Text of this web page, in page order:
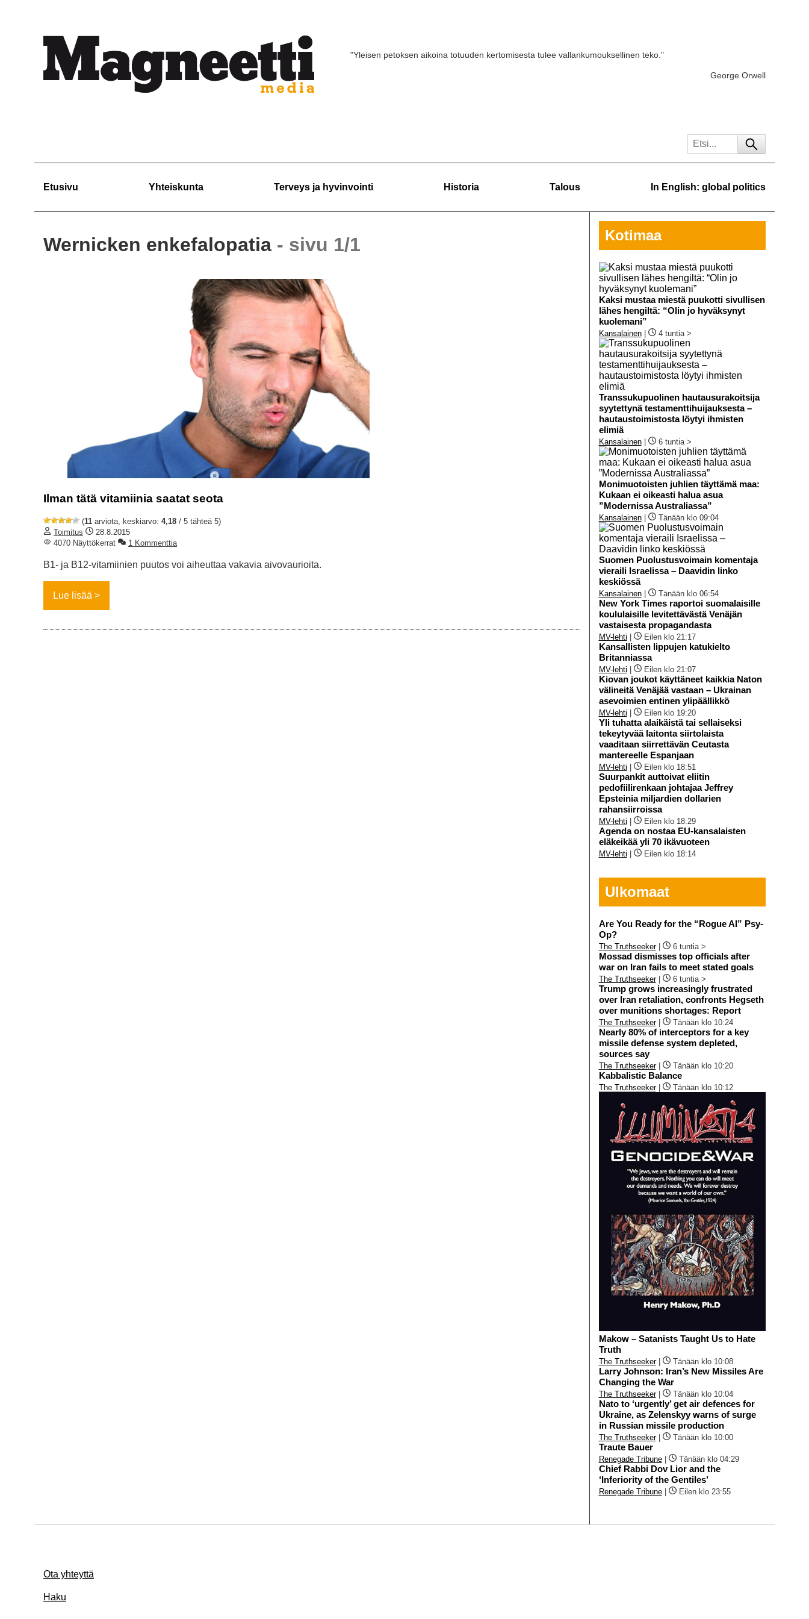
"Yleisen petoksen aikoina totuuden kertomisesta tulee vallankumouksellinen teko."
George Orwell
Etusivu Yhteiskunta Terveys ja hyvinvointi Historia Talous In English: global politics
Wernicken enkefalopatia - sivu 1/1
Ilman tätä vitamiinia saatat seota
(11 arviota, keskiarvo: 4,18 / 5 tähteä 5)
Toimitus
28.8.2015
4070 Näyttökerrat
1 Kommenttia
B1- ja B12-vitamiinien puutos voi aiheuttaa vakavia aivovaurioita.
Lue lisää
Kotimaa
Kaksi mustaa miestä puukotti sivullisen
lähes hengiltä: “Olin jo hyväksynyt
kuolemani”
Kansalainen| 4 tuntia >
Transsukupuolinen hautausurakoitsija
syytettynä testamenttihuijauksesta –
hautaustoimistosta löytyi ihmisten
elimiä
Kansalainen| 6 tuntia >
Monimuotoisten juhlien täyttämä maa:
Kukaan ei oikeasti halua asua
”Modernissa Australiassa”
Kansalainen| Tänään klo 09:04
Suomen Puolustusvoimain komentaja
vieraili Israelissa – Daavidin linko
keskiössä
Kansalainen| Tänään klo 06:54
New York Times raportoi suomalaisille
koululaisille levitettävästä Venäjän
vastaisesta propagandasta
MV-lehti Eilen klo 21:17
Kansallisten lippujen katukielto
Britanniassa
MV-lehti Eilen klo 21:07
Kiovan joukot käyttäneet kaikkia Naton
välineitä Venäjää vastaan – Ukrainan
asevoimien entinen ylipäällikkö
MV-lehti Eilen klo 19:20
Yli tuhatta alaikäistä tai sellaiseksi
tekeytyvää laitonta siirtolaista
vaaditaan siirrettävän Ceutasta
mantereelle Espanjaan
MV-lehti Eilen klo 18:51
Suurpankit auttoivat eliitin
pedofiilirenkaan johtajaa Jeffrey
Epsteinia miljardien dollarien
rahansiirroissa
MV-lehti Eilen klo 18:29
Agenda on nostaa EU-kansalaisten
eläkeikää yli 70 ikävuoteen
MV-lehti Eilen klo 18:14
Ulkomaat
Are You Ready for the “Rogue AI” Psy-
Op?
The Truthseeker| 6 tuntia >
Mossad dismisses top officials after
war on Iran fails to meet stated goals
The Truthseeker| 6 tuntia >
Trump grows increasingly frustrated
over Iran retaliation, confronts Hegseth
over munitions shortages: Report
The Truthseeker| Tänään klo 10:24
Nearly 80% of interceptors for a key
missile defense system depleted,
sources say
The Truthseeker| Tänään klo 10:20
Kabbalistic Balance
The Truthseeker| Tänään klo 10:12
Makow – Satanists Taught Us to Hate
Truth
The Truthseeker| Tänään klo 10:08
Larry Johnson: Iran’s New Missiles Are
Changing the War
The Truthseeker| Tänään klo 10:04
Nato to ‘urgently’ get air defences for
Ukraine, as Zelenskyy warns of surge
in Russian missile production
The Truthseeker| Tänään klo 10:00
Traute Bauer
Renegade Tribune| Tänään klo 04:29
Chief Rabbi Dov Lior and the
‘Inferiority of the Gentiles’
Renegade Tribune| Eilen klo 23:55
Ota yhteyttä
Haku